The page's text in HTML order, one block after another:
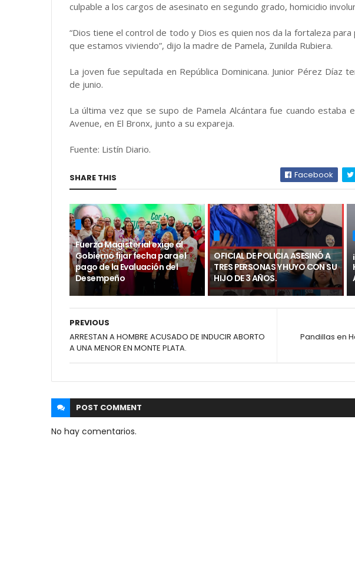
culpable a los cargos de asesinato en segundo grado, homicidio
“Dios tiene el control de todo y Dios es quien nos da la fortaleza
que estamos viviendo”, dijo la madre de Pamela, Zunilda Rubiera.
La joven fue sepultada en República Dominicana. Junior Pérez Díaz
de junio.
La última vez que se supo de Pamela Alcántara fue cuando estaba
Avenue, en El Bronx, junto a su expareja.
Fuente: Listín Diario.
SHARE THIS Facebook
Fuerza Magisterial exige al
Gobierno fijar fecha para el
pago de la Evaluación del
Desempeño
OFICIAL DE POLICIA ASESINÓ A
TRES PERSONAS Y HUYO CON SU
HIJO DE 3 AÑOS.
Pandillas en
PREVIOUS
ARRESTAN A HOMBRE ACUSADO DE INDUCIR ABORTO
A UNA MENOR EN MONTE PLATA.
POST COMMENT
No hay comentarios.